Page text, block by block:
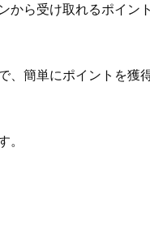
から受け取れるポイン
、簡単にポイントを獲
。